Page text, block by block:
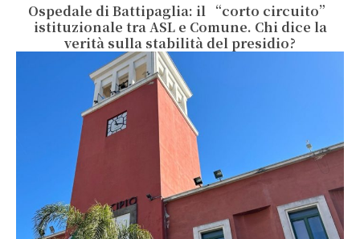
Ospedale di Battipaglia: il “corto circuito”
istituzionale tra ASL e Comune. Chi dice la
verità sulla stabilità del presidio?